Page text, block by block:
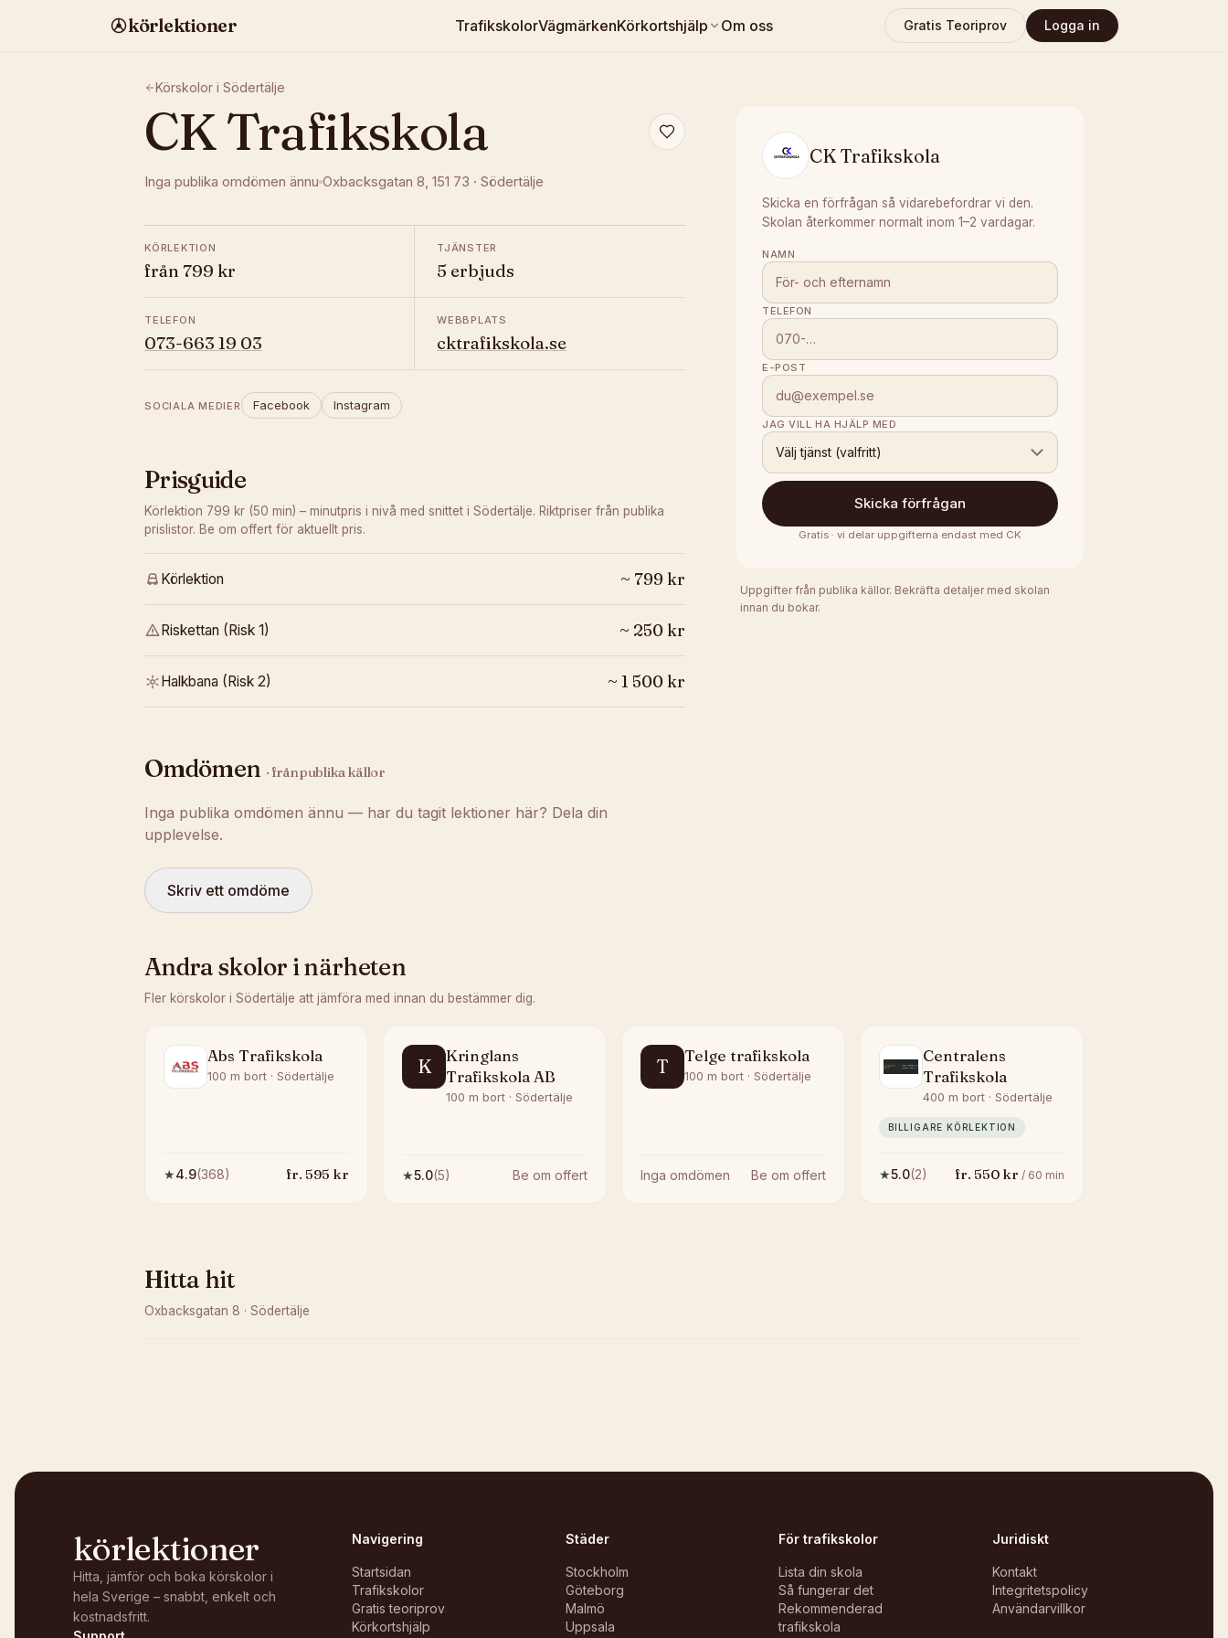
körlektioner TrafikskolorVägmärkenKörkortshjälp Om oss Gratis Teoriprov Logga in
Körskolor i Södertälje
CK Trafikskola
Inga publika omdömen ännu Oxbacksgatan 8, 151 73 · Södertälje
KÖRLEKTION
från 799 kr
TJÄNSTER
5 erbjuds
TELEFON
073-663 19 03
WEBBPLATS
cktrafikskola.se
SOCIALA MEDIER Facebook Instagram
Prisguide
Körlektion 799 kr (50 min) – minutpris i nivå med snittet i Södertälje. Riktpriser från publika
prislistor. Be om offert för aktuellt pris.
Körlektion ~ 799 kr
Riskettan (Risk 1) ~ 250 kr
Halkbana (Risk 2) ~ 1 500 kr
Omdömen · från publika källor
Inga publika omdömen ännu — har du tagit lektioner här? Dela din
upplevelse.
Skriv ett omdöme
CK Trafikskola
Skicka en förfrågan så vidarebefordrar vi den.
Skolan återkommer normalt inom 1–2 vardagar.
NAMN
TELEFON
E-POST
JAG VILL HA HJÄLP MED
Välj tjänst (valfritt)
Skicka förfrågan
Gratis · vi delar uppgifterna endast med CK
Uppgifter från publika källor. Bekräfta detaljer med skolan
innan du bokar.
Andra skolor i närheten
Fler körskolor i Södertälje att jämföra med innan du bestämmer dig.
Abs Trafikskola
100 m bort · Södertälje
★4.9(368) fr. 595 kr
K
Kringlans
Trafikskola AB
100 m bort · Södertälje
★5.0(5) Be om offert
T Telge trafikskola
100 m bort · Södertälje
Inga omdömen Be om offert
Centralens
Trafikskola
400 m bort · Södertälje
BILLIGARE KÖRLEKTION
★5.0(2) fr. 550 kr / 60 min
Hitta hit
Oxbacksgatan 8 · Södertälje
körlektioner
Hitta, jämför och boka körskolor i
hela Sverige – snabbt, enkelt och
kostnadsfritt.
Navigering
Startsidan
Trafikskolor
Gratis teoriprov
Körkortshjälp
Städer
Stockholm
Göteborg
Malmö
Uppsala
För trafikskolor
Lista din skola
Så fungerar det
Rekommenderad
trafikskola
Juridiskt
Kontakt
Integritetspolicy
Användarvillkor